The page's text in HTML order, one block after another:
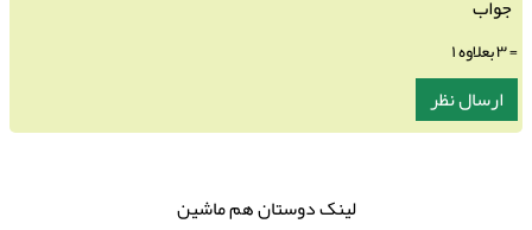
لینک دوستان هم ماشین